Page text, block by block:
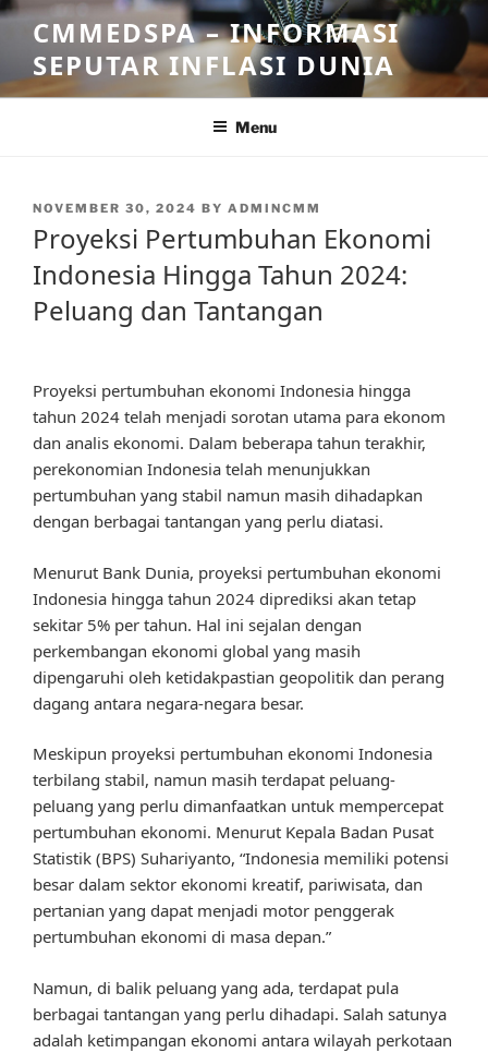
Skip
content
CMMEDSPA – INFORMASI
SEPUTAR INFLASI DUNIA
Menu
POSTED
NOVEMBER 30, 2024 BY ADMINCMM
Proyeksi Pertumbuhan Ekonomi
Indonesia Hingga Tahun 2024:
Peluang dan Tantangan
Proyeksi pertumbuhan ekonomi Indonesia hingga
tahun 2024 telah menjadi sorotan utama para ekonom
dan analis ekonomi. Dalam beberapa tahun terakhir,
perekonomian Indonesia telah menunjukkan
pertumbuhan yang stabil namun masih dihadapkan
dengan berbagai tantangan yang perlu diatasi.
Menurut Bank Dunia, proyeksi pertumbuhan ekonomi
Indonesia hingga tahun 2024 diprediksi akan tetap
sekitar 5% per tahun. Hal ini sejalan dengan
perkembangan ekonomi global yang masih
dipengaruhi oleh ketidakpastian geopolitik dan perang
dagang antara negara-negara besar.
Meskipun proyeksi pertumbuhan ekonomi Indonesia
terbilang stabil, namun masih terdapat peluang-
peluang yang perlu dimanfaatkan untuk mempercepat
pertumbuhan ekonomi. Menurut Kepala Badan Pusat
Statistik (BPS) Suhariyanto, “Indonesia memiliki potensi
besar dalam sektor ekonomi kreatif, pariwisata, dan
pertanian yang dapat menjadi motor penggerak
pertumbuhan ekonomi di masa depan.”
Namun, di balik peluang yang ada, terdapat pula
berbagai tantangan yang perlu dihadapi. Salah satunya
adalah ketimpangan ekonomi antara wilayah perkotaan